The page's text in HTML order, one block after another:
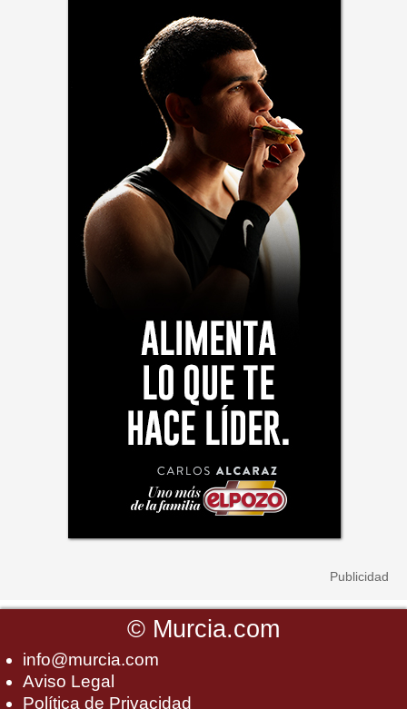
© Murcia.com
info@murcia.com
Aviso Legal
Política de Privacidad